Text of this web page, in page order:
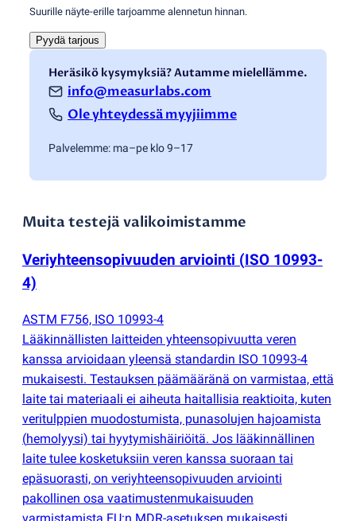
Suurille näyte-erille tarjoamme alennetun hinnan.
Pyydä tarjous
Heräsikö kysymyksiä? Autamme mielellämme.
info@measurlabs.com
Ole yhteydessä myyjiimme
Palvelemme: ma–pe klo 9–17
Muita testejä valikoimistamme
Veriyhteensopivuuden arviointi (ISO 10993-
4)
ASTM F756, ISO 10993-4
Lääkinnällisten laitteiden yhteensopivuutta veren
kanssa arvioidaan yleensä standardin ISO 10993-4
mukaisesti. Testauksen päämääränä on varmistaa, että
laite tai materiaali ei aiheuta haitallisia reaktioita, kuten
veritulppien muodostumista, punasolujen hajoamista
(hemolyysi) tai hyytymishäiriöitä. Jos lääkinnällinen
laite tulee kosketuksiin veren kanssa suoraan tai
epäsuorasti, on veriyhteensopivuuden arviointi
pakollinen osa vaatimustenmukaisuuden